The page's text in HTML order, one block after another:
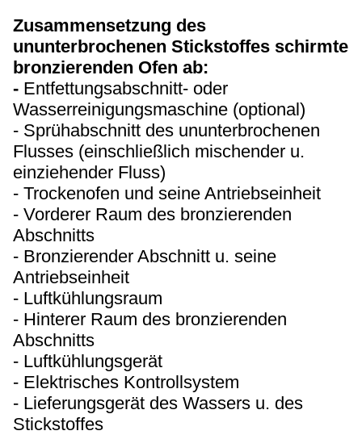
Zusammensetzung des
ununterbrochenen Stickstoffes schirmte
bronzierenden Ofen ab:
- Entfettungsabschnitt- oder
Wasserreinigungsmaschine (optional)
- Sprühabschnitt des ununterbrochenen
Flusses (einschließlich mischender u.
einziehender Fluss)
- Trockenofen und seine Antriebseinheit
- Vorderer Raum des bronzierenden
Abschnitts
- Bronzierender Abschnitt u. seine
Antriebseinheit
- Luftkühlungsraum
- Hinterer Raum des bronzierenden
Abschnitts
- Luftkühlungsgerät
- Elektrisches Kontrollsystem
- Lieferungsgerät des Wassers u. des
Stickstoffes